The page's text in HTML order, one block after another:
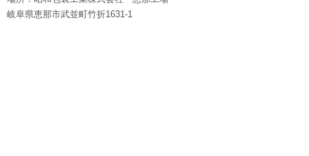
岐阜県恵那市武並町竹折1631-1